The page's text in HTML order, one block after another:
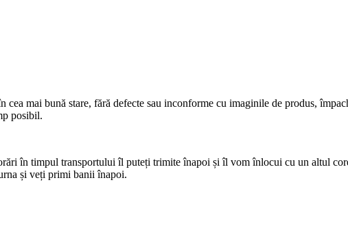
cea mai bună stare, fără defecte sau inconforme cu imaginile de produs,
posibil.
în timpul transportului îl puteți trimite înapoi și îl vom înlocui cu un altul
și veți primi banii înapoi.